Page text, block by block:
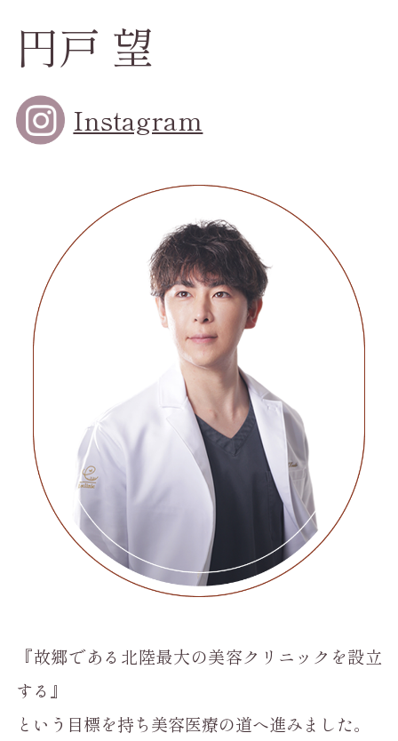
円戸 望
Instagram
『故郷である北陸最大の美容クリニックを設立
する』
という目標を持ち美容医療の道へ進みました。